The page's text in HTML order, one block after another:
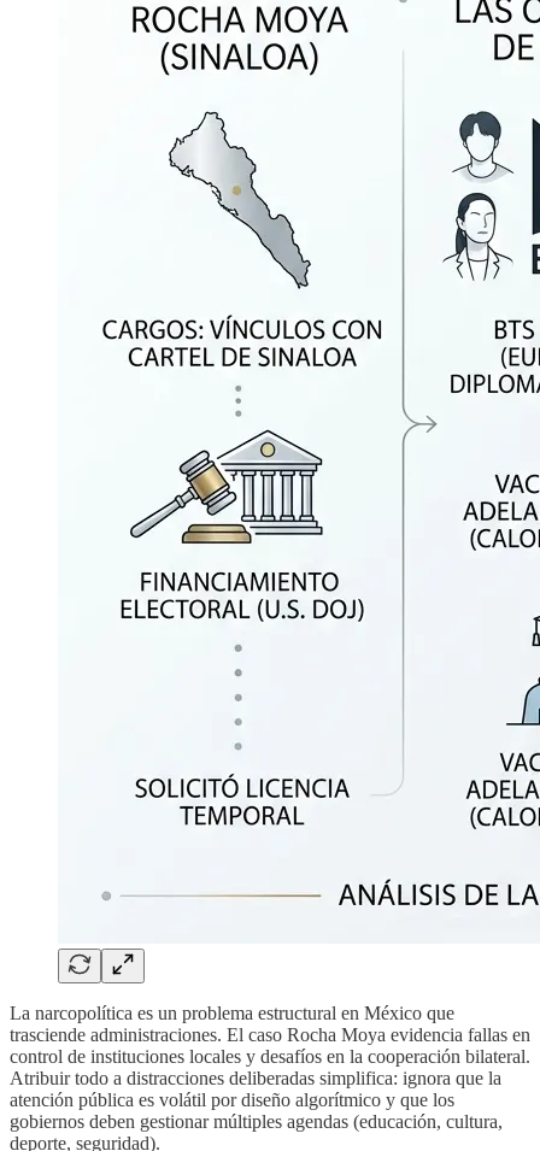
La narcopolítica es un problema estructural en México que
trasciende administraciones. El caso Rocha Moya evidencia fallas en
control de instituciones locales y desafíos en la cooperación bilateral.
Atribuir todo a distracciones deliberadas simplifica: ignora que la
atención pública es volátil por diseño algorítmico y que los
gobiernos deben gestionar múltiples agendas (educación, cultura,
deporte, seguridad).